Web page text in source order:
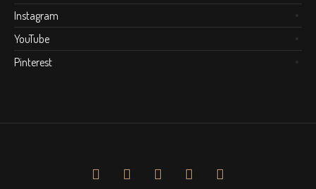
Instagram
YouTube
Pinterest